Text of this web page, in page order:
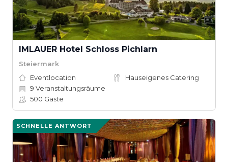
IMLAUER Hotel Schloss Pichlarn
Steiermark
Eventlocation
Hauseigenes Catering
9 Veranstaltungsräume
500 Gäste
SCHNELLE ANTWORT